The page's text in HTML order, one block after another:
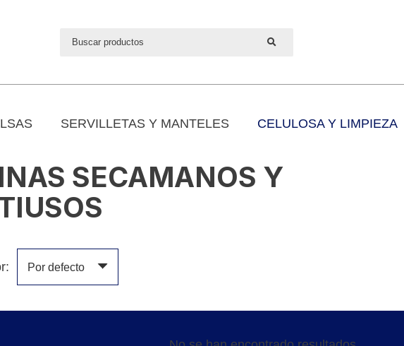
SERVILLETAS Y MANTELES CELULOSA Y LIMPIEZA
SECAMANOS Y